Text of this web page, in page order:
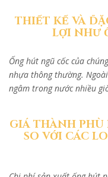
THIẾT KẾ VÀ
LỢI NHƯ
Ống hút ngũ cốc của
nhựa thông thường.
ngâm trong nước nhiều
GIÁ THÀNH PHÙ
SO VỚI CÁC